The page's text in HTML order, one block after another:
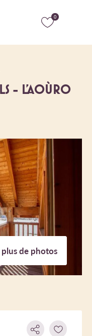
0
- L'AOÙRO
de photos